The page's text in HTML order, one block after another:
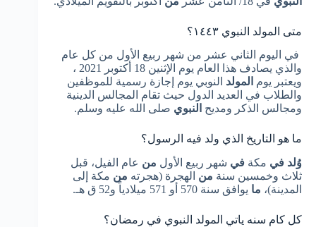
متى المولد النبوي ١٤٤٣؟
في اليوم الثاني عشر من شهر ربيع الأول من كل عام
والذي يصادف هذا العام يوم الإثنين 18 أكتوبر 2021 ،
ويعتبر يوم المولد النوبي يوم إجازة رسمية للموظفين
والطلاب في العديد الدول حيث تقام المجالس الدينية
ومجالس الذكر ومديح النبوي صلى الله عليه وسلم.
ما هو التاريخ الذي ولد فيه الرسول؟
وُلد في مكة في شهر ربيع الأول من عام الفيل، قبل
ثلاث وخمسين سنة من الهجرة (هجرته من مكة إلى
المدينة)، ما يوافق سنة 570 أو 571 ميلادياً و52 ق هـ.
كل كام سنه ياتي المولد النبوي في رمضان؟